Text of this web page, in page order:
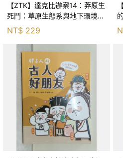
【ZTK】達克比辦案14：莽原生
死鬥：草原生態系與地下環境的
生存適應_柯智元
NT$ 229